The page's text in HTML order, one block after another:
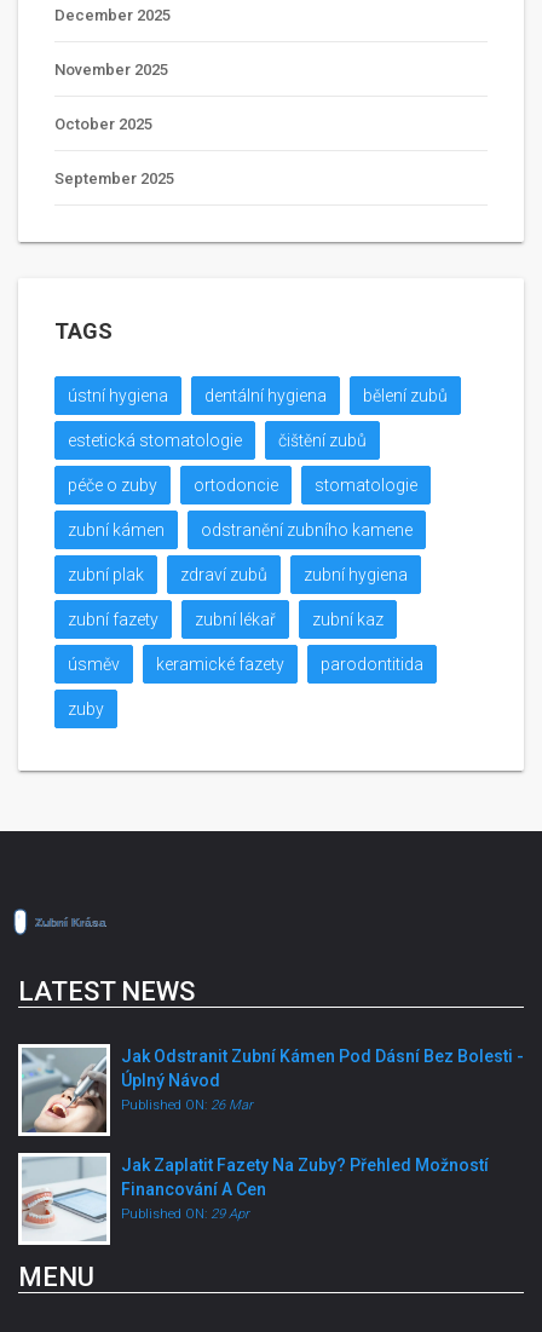
December 2025
November 2025
October 2025
September 2025
TAGS
ústní hygiena dentální hygiena bělení zubů
estetická stomatologie čištění zubů
péče o zuby ortodoncie stomatologie
zubní kámen odstranění zubního kamene
zubní plak zdraví zubů zubní hygiena
zubní fazety zubní lékař zubní kaz
úsměv keramické fazety parodontitida
zuby
LATEST NEWS
Jak Odstranit Zubní Kámen Pod Dásní Bez Bolesti -
Úplný Návod
Published ON: 26 Mar
Jak Zaplatit Fazety Na Zuby? Přehled Možností
Financování A Cen
Published ON: 29 Apr
MENU